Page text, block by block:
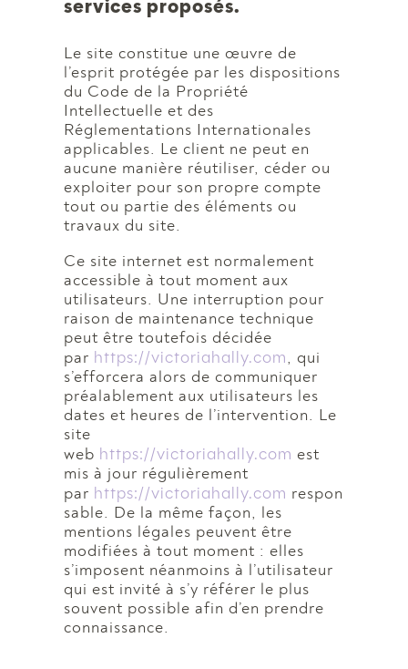
services proposés.
Le site constitue une œuvre de
l’esprit protégée par les dispositions
du Code de la Propriété
Intellectuelle et des
Réglementations Internationales
applicables. Le client ne peut en
aucune manière réutiliser, céder ou
exploiter pour son propre compte
tout ou partie des éléments ou
travaux du site.
Ce site internet est normalement
accessible à tout moment aux
utilisateurs. Une interruption pour
raison de maintenance technique
peut être toutefois décidée
par https://victoriahally.com, qui
s’efforcera alors de communiquer
préalablement aux utilisateurs les
dates et heures de l’intervention. Le
site
web https://victoriahally.com est
mis à jour régulièrement
par https://victoriahally.com respon
sable. De la même façon, les
mentions légales peuvent être
modifiées à tout moment : elles
s’imposent néanmoins à l’utilisateur
qui est invité à s’y référer le plus
souvent possible afin d’en prendre
connaissance.